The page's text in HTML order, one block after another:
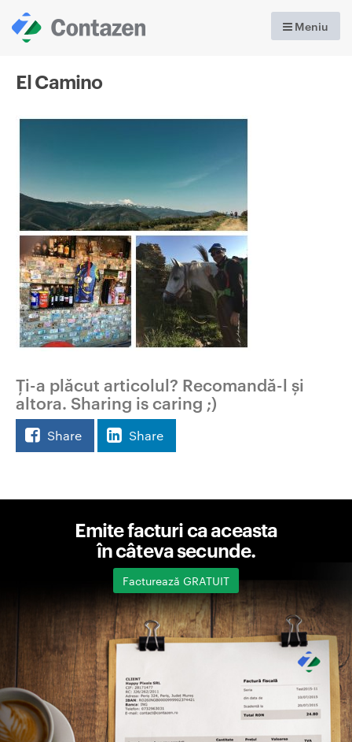
Meniu
El Camino
Ți-a plăcut articolul? Recomandă-l și
altora. Sharing is caring ;)
Share Share
Emite facturi ca aceasta
în câteva secunde.
Facturează GRATUIT